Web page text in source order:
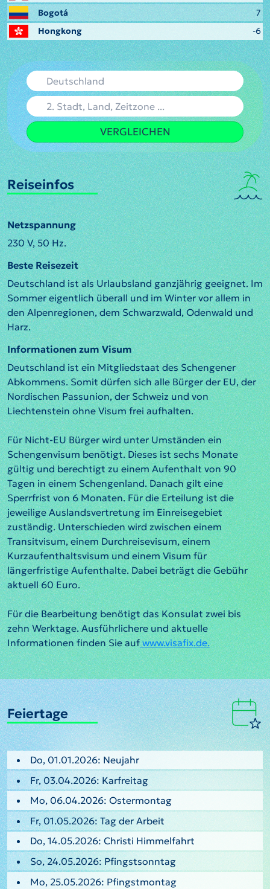
Bogotá
7
Hongkong
-6
VERGLEICHEN
Reiseinfos
Netzspannung
230 V, 50 Hz.
Beste Reisezeit
Deutschland ist als Urlaubsland ganzjährig geeignet. Im
Sommer eigentlich überall und im Winter vor allem in
den Alpenregionen, dem Schwarzwald, Odenwald und
Harz.
Informationen zum Visum
Deutschland ist ein Mitgliedstaat des Schengener
Abkommens. Somit dürfen sich alle Bürger der EU, der
Nordischen Passunion, der Schweiz und von
Liechtenstein ohne Visum frei aufhalten.
Für Nicht-EU Bürger wird unter Umständen ein
Schengenvisum benötigt. Dieses ist sechs Monate
gültig und berechtigt zu einem Aufenthalt von 90
Tagen in einem Schengenland. Danach gilt eine
Sperrfrist von 6 Monaten. Für die Erteilung ist die
jeweilige Auslandsvertretung im Einreisegebiet
zuständig. Unterschieden wird zwischen einem
Transitvisum, einem Durchreisevisum, einem
Kurzaufenthaltsvisum und einem Visum für
längerfristige Aufenthalte. Dabei beträgt die Gebühr
aktuell 60 Euro.
Für die Bearbeitung benötigt das Konsulat zwei bis
zehn Werktage. Ausführlichere und aktuelle
Informationen finden Sie aufwww.visafix.de.
Feiertage
Do, 01.01.2026: Neujahr
Fr, 03.04.2026: Karfreitag
Mo, 06.04.2026: Ostermontag
Fr, 01.05.2026: Tag der Arbeit
Do, 14.05.2026: Christi Himmelfahrt
So, 24.05.2026: Pfingstsonntag
Mo, 25.05.2026: Pfingstmontag